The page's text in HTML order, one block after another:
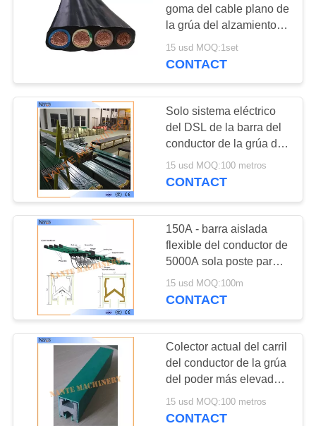
MAPA
PRIVACY
POLICY
goma del cable plano de
la grúa del alzamiento
de la barra de cobre del
conductor
15 usd MOQ:1set
CONTACT
Solo sistema eléctrico
del DSL de la barra del
conductor de la grúa de
poste de la carga
pesada
15 usd MOQ:100 metros
CONTACT
150A - barra aislada
flexible del conductor de
5000A sola poste para
la grúa
15 usd MOQ:100m
CONTACT
Colector actual del carril
del conductor de la grúa
del poder más elevado
para los sistemas de la
electrificación
15 usd MOQ:100 metros
CONTACT